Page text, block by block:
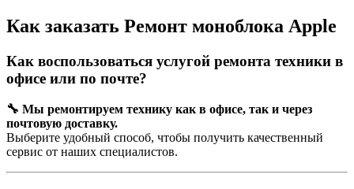
Как заказать Ремонт моноблока Apple
Как воспользоваться услугой ремонта техники в
офисе или по почте?
🔧 Мы ремонтируем технику как в офисе, так и через
почтовую доставку.
Выберите удобный способ, чтобы получить качественный
сервис от наших специалистов.